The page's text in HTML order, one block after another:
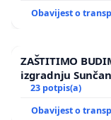
Obavijest o
ZAŠTITIMO
izgradnju
Ugljana
23 potpis(a)
Obavijest o